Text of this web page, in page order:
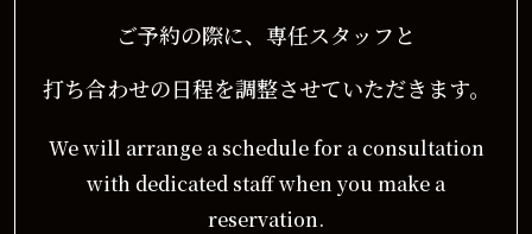
ご予約の際に、専任スタッフと
打ち合わせの日程を調整させていただきます。
We will arrange a schedule for a consultation
with dedicated staff when you make a
reservation.